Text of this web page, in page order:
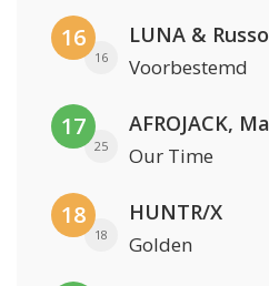
16
16
LUNA & Russo
Voorbestemd
17
25 Our Time
18
18
HUNTR/X
Golden